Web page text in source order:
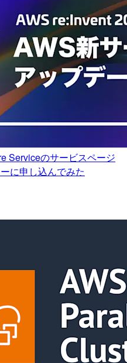
Serviceのサービスページ
に申し込んでみた